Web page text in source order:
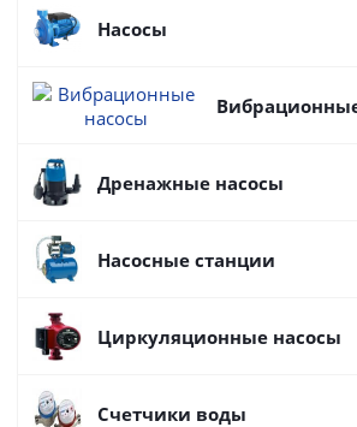
Насосы
Дренажные насосы
Насосные станции
Циркуляционные насосы
Счетчики воды